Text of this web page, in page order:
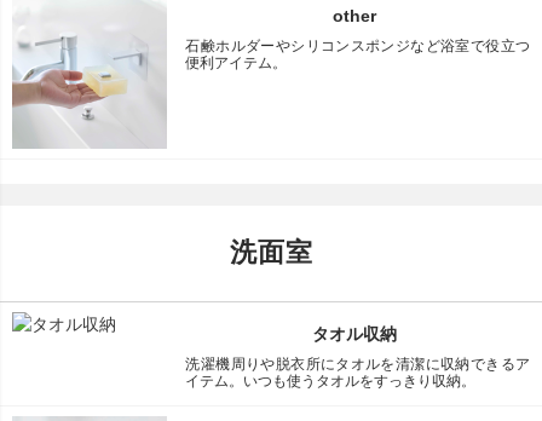
other
石鹸ホルダーやシリコンスポンジなど浴室で役立つ
便利アイテム。
洗面室
タオル収納
洗濯機周りや脱衣所にタオルを清潔に収納できるア
イテム。いつも使うタオルをすっきり収納。